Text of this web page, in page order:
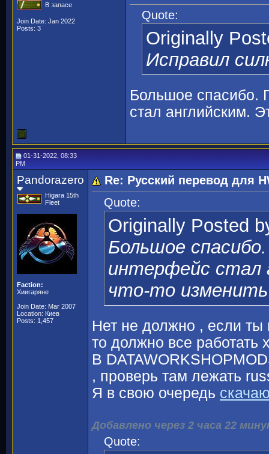
В запасе
Join Date: Jan 2022
Posts: 3
Quote:
Originally
Исправил
Большое спасибо.
стал английским.
01-31-2022, 08:33
PM
Pandorazero
Higara 15th
Fleet
Faction:
Хиигаряне
Join Date: Mar 2007
Location: Киев
Posts: 1,457
Re: Русский перевод для
Quote:
Originally Posted
Большое
интерфейс стал
что-то
Нет не должно , если ты
то должно все работать
В
, проверь там лежать
Я в свою очередь
Добавлено через 2 часа 22
Quote: